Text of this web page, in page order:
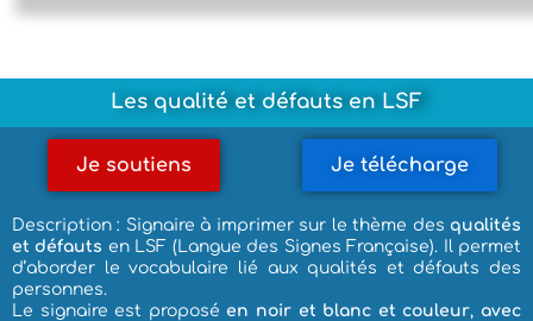
Les qualité et défauts en LSF
Je soutiens Je télécharge
Description : Signaire à imprimer sur le thème des qualités
et défauts en LSF (Langue des Signes Française). Il permet
d’aborder le vocabulaire lié aux qualités et défauts des
personnes.
Le signaire est proposé en noir et blanc et couleur, avec